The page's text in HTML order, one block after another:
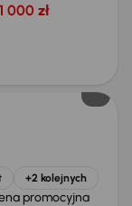
000 zł
+2 kolejnych
promocyjna